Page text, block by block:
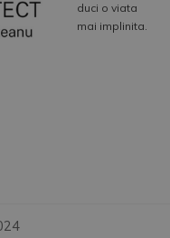
duci o viata
mai implinita.